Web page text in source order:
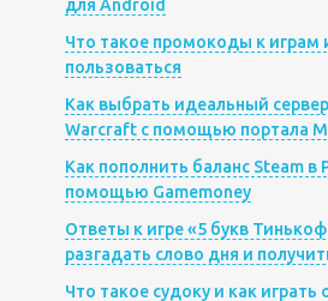
для Android
Что такое промокоды к играм
пользоваться
Как выбрать идеальный
Warcraft с помощью портала
Как пополнить баланс Steam в
помощью Gamemoney
Ответы к игре «5 букв
разгадать слово дня и
Что такое судоку и как играть